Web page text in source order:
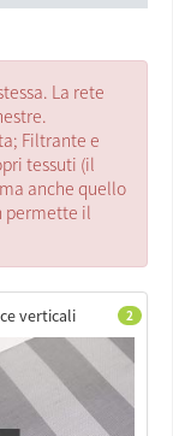
La rete
Filtrante e
tessuti (il
anche quello
permette il
2
verticali